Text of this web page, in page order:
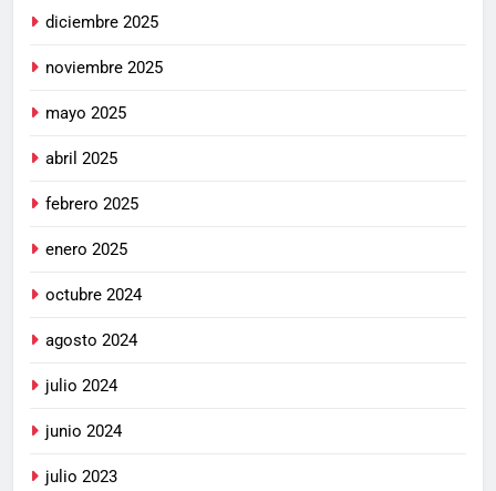
diciembre 2025
noviembre 2025
mayo 2025
abril 2025
febrero 2025
enero 2025
octubre 2024
agosto 2024
julio 2024
junio 2024
julio 2023